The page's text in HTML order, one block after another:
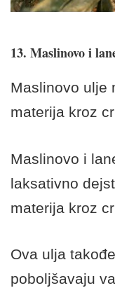
13. Maslinovo i
Maslinovo ulje
materija kroz
Maslinovo i
laksativno
materija kroz
Ova ulja
poboljšavaju